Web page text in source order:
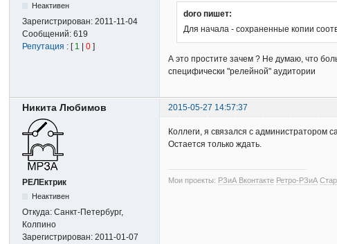
Неактивен
Зарегистрирован:2011-11-04
Сообщений:619
Репутация : [ 1 |0 ]
doro пишет:
Для начала - сохраненные копии
А это простите зачем ? Не думаю, что
специфически "релейной" аудитории
Никита Любимов 2015-05-27 14:57:37
РЕЛЕктрик
Неактивен
Откуда:Санкт-Петербург,
Колпино
Зарегистрирован:2011-01-07
Коллеги, я связался с администратором
Остается только ждать.
Мои проекты: РЗиА Вконтакте Ретро-РЗиА